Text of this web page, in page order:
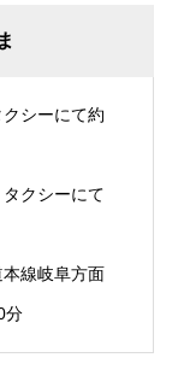
シーにて約
クシーにて
線岐阜方面
分